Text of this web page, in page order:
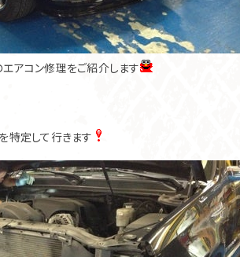
エアコン修理をご紹介します
特定して行きます